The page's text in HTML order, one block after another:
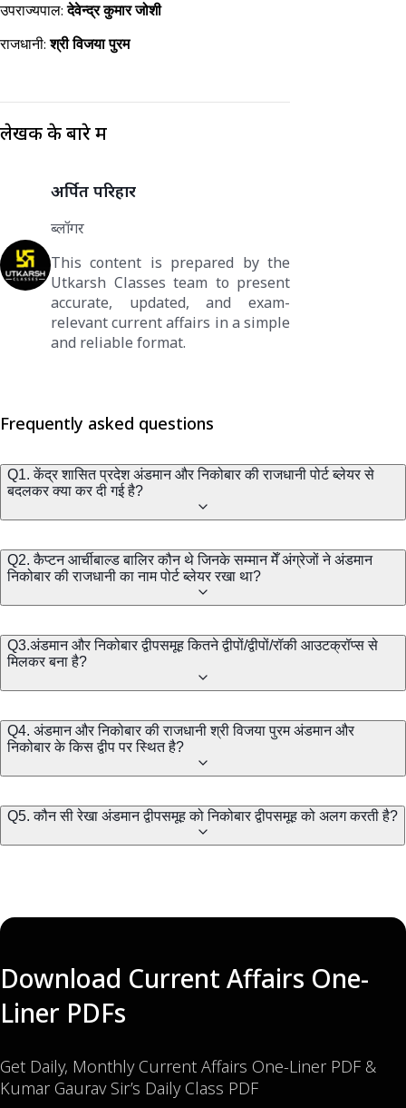
उपराज्यपाल:देवेन्द्र कुमार जोशी
राजधानी:श्री विजया पुरम
लेखक के बारे में
अर्पित परिहार
ब्लॉगर
This content is prepared by the
Utkarsh Classes team to present
accurate, updated, and exam-
relevant current affairs in a simple
and reliable format.
Frequently asked questions
Q1. केंद्र शासित प्रदेश अंडमान और निकोबार की राजधानी पोर्ट ब्लेयर से
बदलकर क्या कर दी गई है?
Q2. कैप्टन आर्चीबाल्ड बालिर कौन थे जिनके सम्मान मेँ अंग्रेजों ने अंडमान
निकोबार की राजधानी का नाम पोर्ट ब्लेयर रखा था?
Q3.अंडमान और निकोबार द्वीपसमूह कितने द्वीपों/द्वीपों/रॉकी आउटक्रॉप्स से
मिलकर बना है?
Q4. अंडमान और निकोबार की राजधानी श्री विजया पुरम अंडमान और
निकोबार के किस द्वीप पर स्थित है?
Q5. कौन सी रेखा अंडमान द्वीपसमूह को निकोबार द्वीपसमूह को अलग करती है?
Download Current Affairs One-
Liner PDFs
Get Daily, Monthly Current Affairs One-Liner PDF &
Kumar Gaurav Sir’s Daily Class PDF